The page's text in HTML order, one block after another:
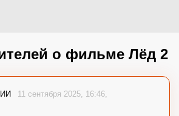
о фильме Лёд 2
11 сентября 2025, 16:46